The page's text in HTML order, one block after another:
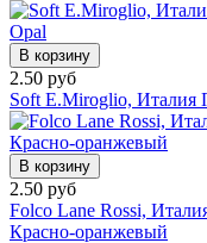
В корзину
2.50 руб
Soft E.Miroglio, Италия
В корзину
2.50 руб
Folco Lane Rossi,
Красно-оранжевый